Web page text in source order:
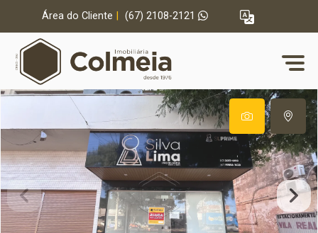
Área do Cliente (67) 2108-2121